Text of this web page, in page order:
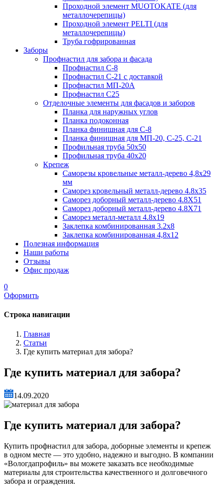
Проходной элемент MUOTOKATE (для
металлочерепицы)
Проходной элемент PELTI (для
металлочерепицы)
Труба гофрированная
Заборы
Профнастил для забора и фасада
Профнастил С-8
Профнастил С-21 с доставкой
Профнастил МП-20А
Профнастил С25
Отделочные элементы для фасадов и заборов
Планка для наружных углов
Планка подоконная
Планка финишная для С-8
Планка финишная для МП-20, С-25, С-21
Профильная труба 50x50
Профильная труба 40x20
Крепеж
Саморезы кровельные металл-дерево 4,8х29
мм
Саморез кровельный металл-дерево 4.8x35
Саморез доборный металл-дерево 4.8X51
Саморез доборный металл-дерево 4.8X71
Саморез металл-металл 4.8x19
Заклепка комбинированная 3.2x8
Заклепка комбинированная 4,8x12
Полезная информация
Наши работы
Отзывы
Офис продаж
0
Оформить
Строка навигации
Главная
Статьи
Где купить материал для забора?
Где купить материал для забора?
14.09.2020
Где купить материал для забора?
Купить профнастил для забора, доборные элементы и крепеж
в одном месте — это удобно, надежно и выгодно. В компании
«Вологдапрофиль» вы можете заказать все необходимые
материалы для строительства качественного и долговечного
забора и ограждения.